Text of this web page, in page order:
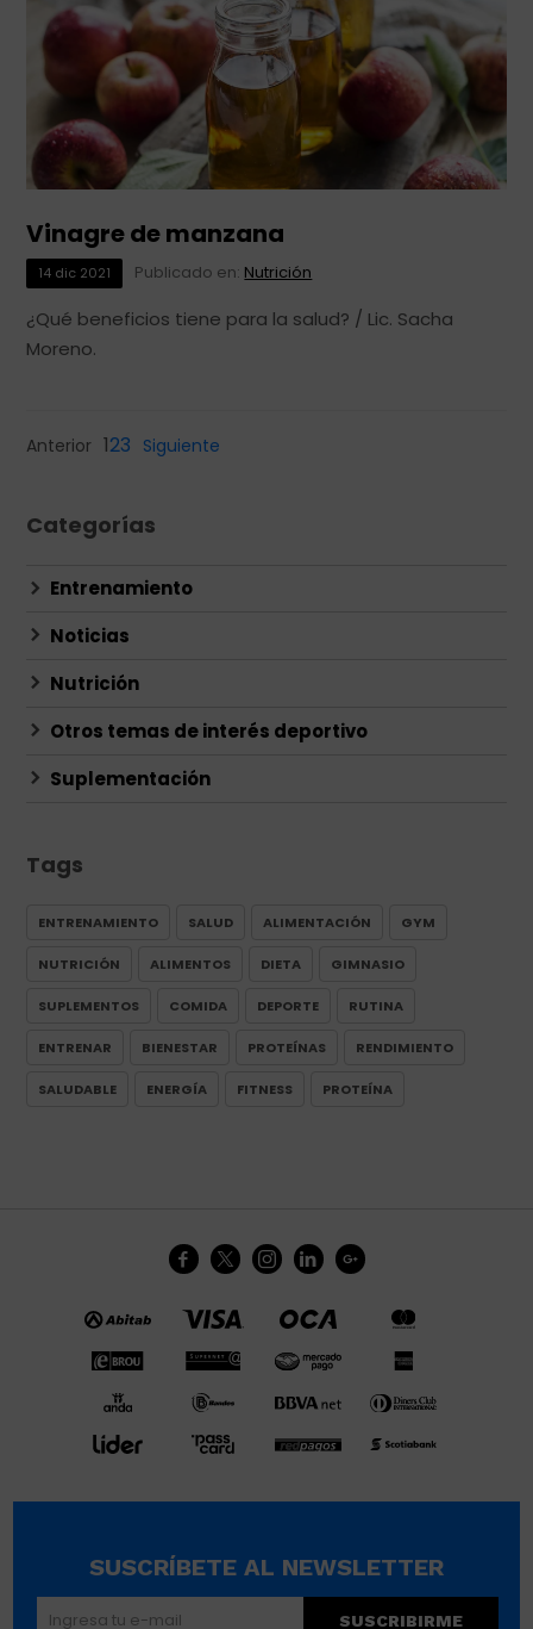
Vinagre de manzana
14 dic 2021 Publicado en: Nutrición
¿Qué beneficios tiene para la salud? / Lic. Sacha
Moreno.
Anterior 123 Siguiente
Categorías
Entrenamiento
Noticias
Nutrición
Otros temas de interés deportivo
Suplementación
Tags
ENTRENAMIENTO SALUD ALIMENTACIÓN GYM
NUTRICIÓN ALIMENTOS DIETA GIMNASIO
SUPLEMENTOS COMIDA DEPORTE RUTINA
ENTRENAR BIENESTAR PROTEÍNAS RENDIMIENTO
SALUDABLE ENERGÍA FITNESS PROTEÍNA
    
SUSCRÍBETE AL NEWSLETTER
SUSCRIBIRME